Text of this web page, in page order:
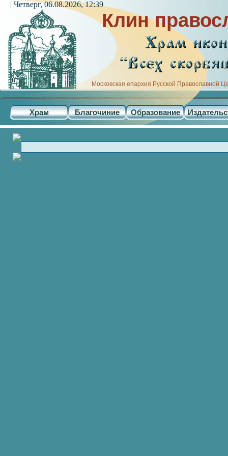
Клин
Московская епархия Русской Православной
Храм Благочиние Образование
| Четверг, 06.08.2026, 12:39